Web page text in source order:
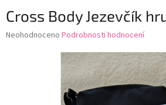
Cross Body Jezevčík
Průměrné
Neohodnoceno Podrobnosti hodnocení